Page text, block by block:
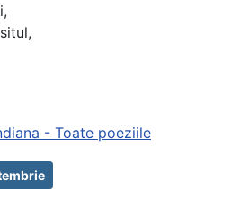
- Toate poeziile